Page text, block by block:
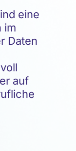
eine
im
Daten
auf